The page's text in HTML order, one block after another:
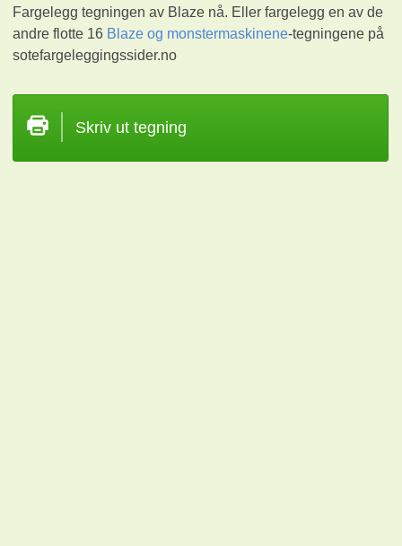
Fargelegg tegningen av Blaze nå. Eller fargelegg en av de
andre flotte 16 Blaze og monstermaskinene-tegningene på
sotefargeleggingssider.no
Skriv ut tegning